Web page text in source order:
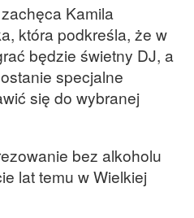
Kamila
która podkreśla, że w
będzie świetny DJ, a
specjalne
się do wybranej
bez alkoholu
lat temu w Wielkiej